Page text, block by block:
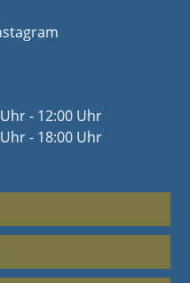
- 12:00 Uhr
- 18:00 Uhr